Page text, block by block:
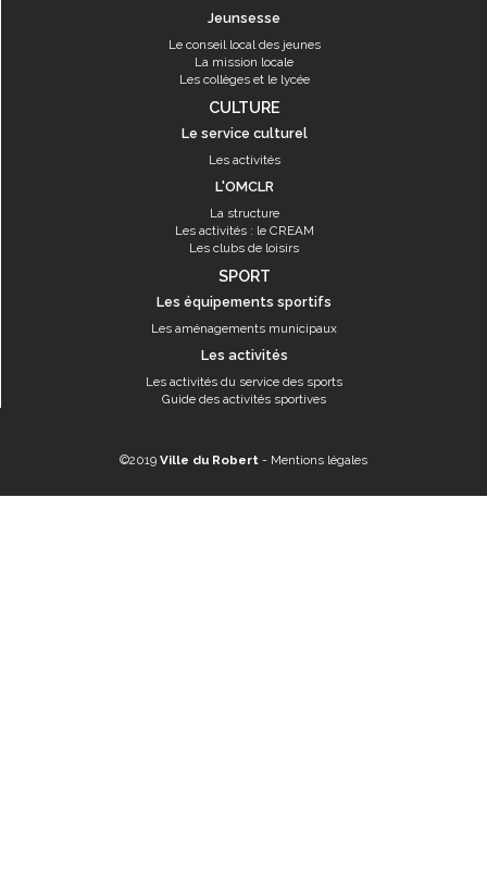
Jeunsesse
Le conseil local des jeunes
La mission locale
Les collèges et le lycée
CULTURE
Le service culturel
Les activités
L'OMCLR
La structure
Les activités : le CREAM
Les clubs de loisirs
SPORT
Les équipements sportifs
Les aménagements municipaux
Les activités
Les activités du service des sports
Guide des activités sportives
©2019 Ville du Robert - Mentions légales